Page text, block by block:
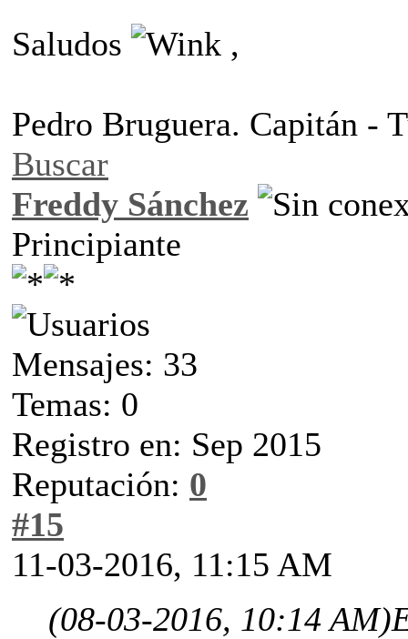
Saludos ,
Pedro Bruguera. Capitán -
Buscar
Freddy Sánchez
Principiante
Mensajes: 33
Temas: 0
Registro en: Sep 2015
Reputación: 0
#15
11-03-2016, 11:15 AM
(08-03-2016, 10:14 AM)